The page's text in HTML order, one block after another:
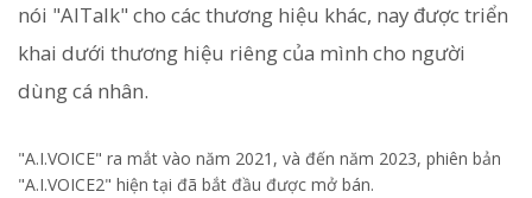
nói "AITalk" cho các thương hiệu khác, nay được triển
khai dưới thương hiệu riêng của mình cho người
dùng cá nhân.
"A.I.VOICE" ra mắt vào năm 2021, và đến năm 2023, phiên bản
"A.I.VOICE2" hiện tại đã bắt đầu được mở bán.